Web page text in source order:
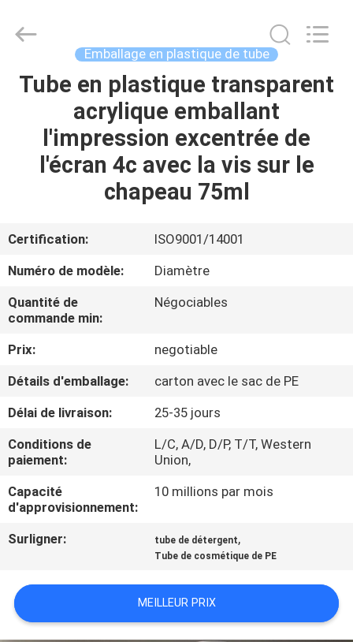
MAISON
PRODUITS
DE
NOUS
VISITE
D'USINE
CONTRÔLE
DE
QUALITÉ
CONTACTEZ-
NOUS
UNE
CITATION
TUBES(SHANG
HAI)CO.,LTD.
Emballage en plastique de tube
Tube en plastique transparent
acrylique emballant
l'impression excentrée de
l'écran 4c avec la vis sur le
chapeau 75ml
Certification:
ISO9001/14001
Numéro de modèle:
Diamètre
Quantité de
commande min:
Négociables
Prix:
negotiable
Détails d'emballage:
carton avec le sac de PE
Délai de livraison:
25-35 jours
Conditions de
paiement:
L/C, A/D, D/P, T/T, Western
Union,
Capacité
d'approvisionnement:
10 millions par mois
Surligner: tube de détergent,
Tube de cosmétique de PE
MEILLEUR PRIX